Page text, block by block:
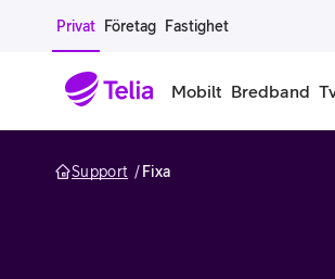
Gå till sidans innehåll
Privat Företag Fastighet
Mobilt
Mobiltelefoner
Bredband
Support Fixa